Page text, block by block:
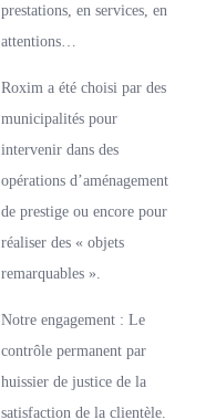
prestations, en services, en
attentions…
Roxim a été choisi par des
municipalités pour
intervenir dans des
opérations d’aménagement
de prestige ou encore pour
réaliser des « objets
remarquables ».
Notre engagement : Le
contrôle permanent par
huissier de justice de la
satisfaction de la clientèle.